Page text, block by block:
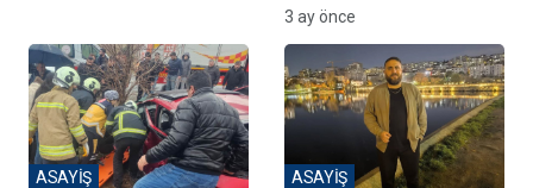
3 ay önce
ASAYİŞ ASAYİŞ